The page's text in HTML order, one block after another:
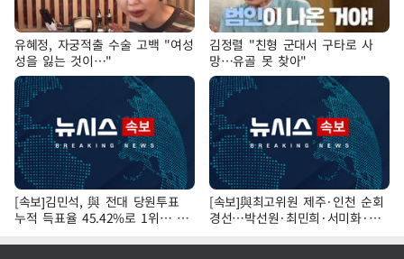
유혜정, 자궁적출 수술 고백 "여성
성을 잃는 것이…"
김정렬 "친형 군대서 구타로 사
망…유골 못 찾아"
[속보]김민석, 與 전대 당원투표
누적 득표율 45.42%로 1위… 정
청래 44.56%
[속보]與최고위원 제주·인천 순회
경선…박선원·최민희·서미화·한
민수·김용 순